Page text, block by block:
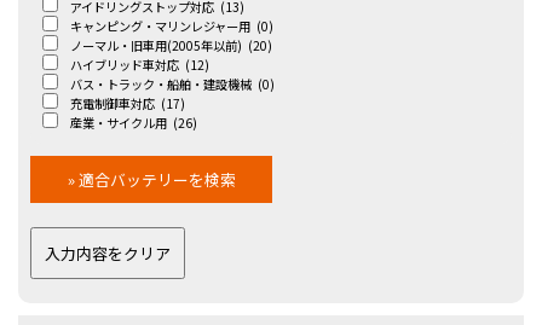
アイドリングストップ対応 (13)
キャンピング・マリンレジャー用 (0)
ノーマル・旧車用(2005年以前) (20)
ハイブリッド車対応 (12)
バス・トラック・船舶・建設機械 (0)
充電制御車対応 (17)
産業・サイクル用 (26)